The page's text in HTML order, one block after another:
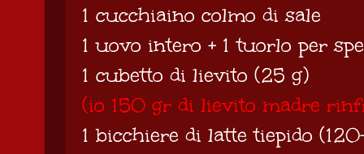
1 cucchiaino colmo di sale
1 uovo intero + 1 tuorlo per
1 cubetto di lievito (25 g)
(io 150 gr di lievito madre
1 bicchiere di latte tiepido